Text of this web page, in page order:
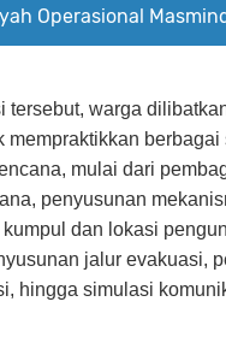
Operasional
tersebut, warga
mempraktikkan berbagai
mulai dari
penyusunan
dan lokasi
jalur evakuasi,
hingga simulasi